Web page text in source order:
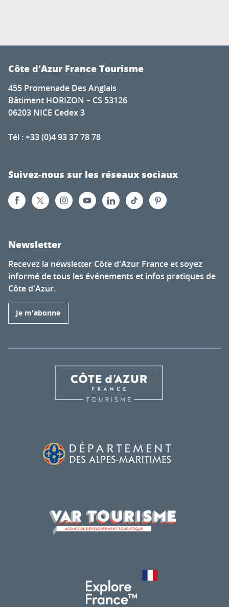
Côte d'Azur France Tourisme
455 Promenade Des Anglais
Bâtiment HORIZON – CS 53126
06203 NICE Cedex 3
Tél : +33 (0)4 93 37 78 78
Suivez-nous sur les réseaux sociaux
Newsletter
Recevez la newsletter Côte d'Azur France et soyez
informé de tous les événements et infos pratiques de
Côte d'Azur.
Je m'abonne